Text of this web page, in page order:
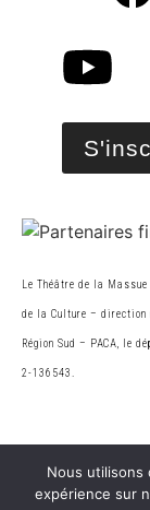
Le Théâtre de la
de la Culture – direction
Région Sud – PACA, le
2-136543.
Nous utilisons
expérience sur